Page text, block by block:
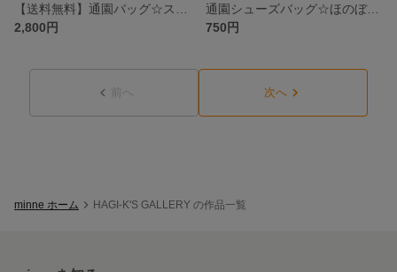
2,800円
通園シューズバッグ☆ほのぼの動物柄☆
750円
前へ 次へ
minne ホーム HAGI-K'S GALLERY の作品一覧